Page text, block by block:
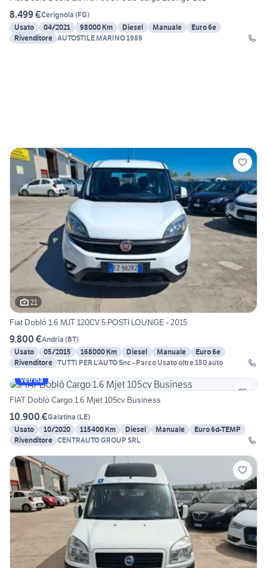
8.499 €Cerignola (FG)
Usato
04/2021 98000 Km Diesel Manuale
Euro 6e
Rivenditore AUTOSTILE MARINO 1989
21
Fiat Doblò 1.6 MJT 120CV 5 POSTI LOUNGE - 2015
9.800 €Andria (BT)
Usato
05/2015 168000 Km Diesel Manuale
Euro 6e
Rivenditore TUTTI PER L'AUTO Snc - Parco Usato oltre 150 auto
Vetrina
FIAT Doblò Cargo 1.6 Mjet 105cv Business
10.900 €Galatina (LE)
Usato
10/2020 115400 Km Diesel Manuale
Euro 6d-TEMP
Rivenditore CENTRAUTO GROUP SRL